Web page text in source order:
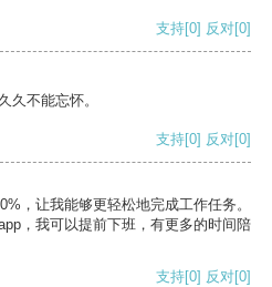
支持[0] 反对[0]
久不能忘怀。
支持[0] 反对[0]
，让我能够更轻松地完成工作任务。
，我可以提前下班，有更多的时间陪
支持[0] 反对[0]